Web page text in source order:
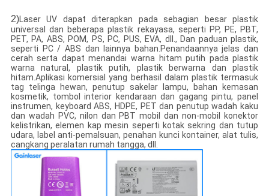
2)Laser UV dapat diterapkan pada sebagian besar plastik
universal dan beberapa plastik rekayasa, seperti PP, PE, PBT,
PET, PA, ABS, POM, PS, PC, PUS, EVA, dll., Dan paduan plastik,
seperti PC / ABS dan lainnya bahan.Penandaannya jelas dan
cerah serta dapat menandai warna hitam putih pada plastik
warna natural, plastik putih, plastik berwarna dan plastik
hitam.Aplikasi komersial yang berhasil dalam plastik termasuk
tag telinga hewan, penutup sakelar lampu, bahan kemasan
kosmetik, tombol interior kendaraan dan gagang pintu, panel
instrumen, keyboard ABS, HDPE, PET dan penutup wadah kaku
dan wadah PVC, nilon dan PBT mobil dan non-mobil konektor
kelistrikan, elemen kap mesin seperti kotak sekring dan tutup
udara, label anti-pemalsuan, penahan kunci kontainer, alat tulis,
cangkang peralatan rumah tangga, dll.